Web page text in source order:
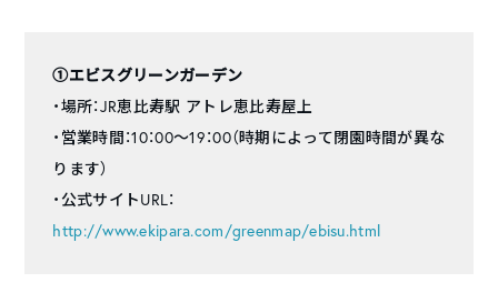
①エビスグリーンガーデン
・場所：JR恵比寿駅 アトレ恵比寿屋上
・営業時間：10：00～19：00（時期によって閉園時間が異な
ります）
・公式サイトURL：
http://www.ekipara.com/greenmap/ebisu.html